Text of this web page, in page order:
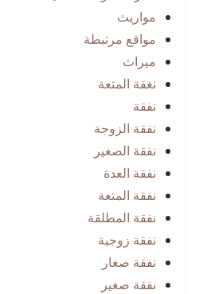
مواريث
مواقع مرتبطة
ميراث
نغقة المتعة
نفقة
نفقة الزوجة
نفقة الصغير
نفقة العدة
نفقة المتعة
نفقة المطلقة
نفقة زوجية
نفقة صغار
نفقة صغير